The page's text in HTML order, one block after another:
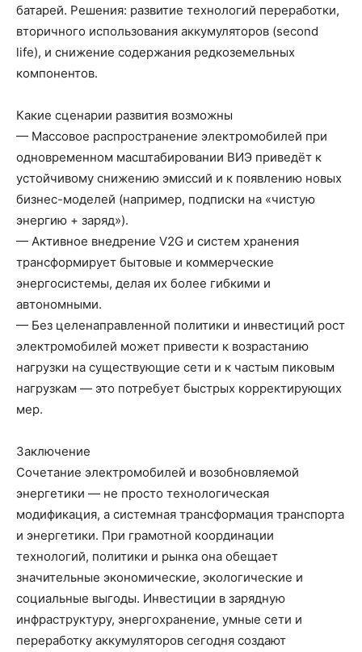
батарей. Решения: развитие технологий переработки,
вторичного использования аккумуляторов (second
life), и снижение содержания редкоземельных
компонентов.
Какие сценарии развития возможны
— Массовое распространение электромобилей при
одновременном масштабировании ВИЭ приведёт к
устойчивому снижению эмиссий и к появлению новых
бизнес-моделей (например, подписки на «чистую
энергию + заряд»).
— Активное внедрение V2G и систем хранения
трансформирует бытовые и коммерческие
энергосистемы, делая их более гибкими и
автономными.
— Без целенаправленной политики и инвестиций рост
электромобилей может привести к возрастанию
нагрузки на существующие сети и к частым пиковым
нагрузкам — это потребует быстрых корректирующих
мер.
Заключение
Сочетание электромобилей и возобновляемой
энергетики — не просто технологическая
модификация, а системная трансформация транспорта
и энергетики. При грамотной координации
технологий, политики и рынка она обещает
значительные экономические, экологические и
социальные выгоды. Инвестиции в зарядную
инфраструктуру, энергохранение, умные сети и
переработку аккумуляторов сегодня создают